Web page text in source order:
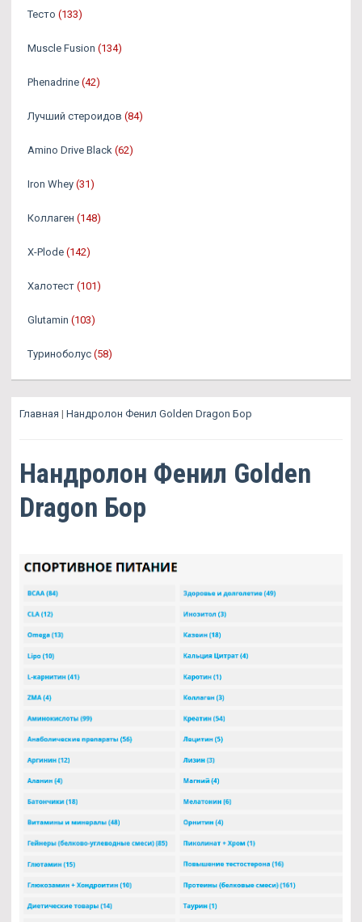
Тесто (133)
Muscle Fusion (134)
Phenadrine (42)
Лучший стероидов (84)
Amino Drive Black (62)
Iron Whey (31)
Коллаген (148)
X-Plode (142)
Халотест (101)
Glutamin (103)
Туриноболус (58)
Главная | Нандролон Фенил Golden Dragon Бор
Нандролон Фенил Golden
Dragon Бор